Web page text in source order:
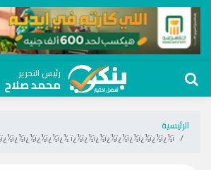
رئيس التحرير
محمد صلاح
الرئيسية
ï¿½ï¿½ï¿½ï¿½ï¿½ï¿½ï¿½ï¿½ï¿½ï¿½